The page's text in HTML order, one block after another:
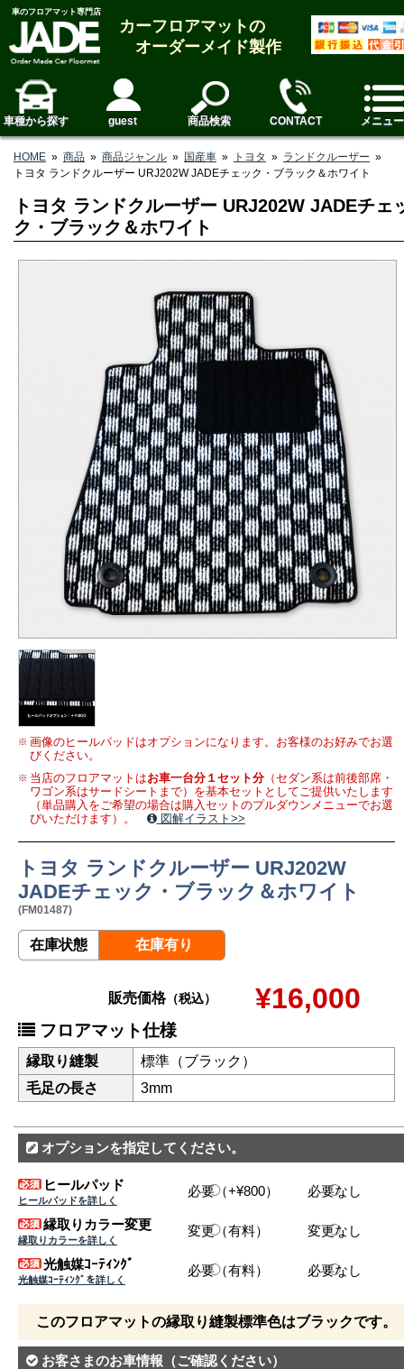
車のフロアマット専門店
カーフロアマットの
オーダーメイド製作
車種から探す guest 商品検索 CONTACT メニュー
HOME » 商品 » 商品ジャンル » 国産車 » トヨタ » ランドクルーザー »
トヨタ ランドクルーザー URJ202W JADEチェック・ブラック＆ホワイト
トヨタ ランドクルーザー URJ202W JADEチェ
ク・ブラック＆ホワイト
画像のヒールパッドはオプションになります。お客様のお好みでお選
びください。
当店のフロアマットはお車一台分１セット分（セダン系は前後部席・
ワゴン系はサードシートまで）を基本セットとしてご提供いたします
（単品購入をご希望の場合は購入セットのプルダウンメニューでお選
びいただけます）。
図解イラスト>>
トヨタ ランドクルーザー URJ202W
JADEチェック・ブラック＆ホワイト
(FM01487)
在庫状態 在庫有り
販売価格（税込） ¥16,000
フロアマット仕様
縁取り縫製
標準（ブラック）
毛足の長さ
3mm
オプションを指定してください。
ヒールパッド
ヒールパッドを詳しく
必要（+¥800） 必要なし
縁取りカラー変更
縁取りカラーを詳しく
変更（有料） 変更なし
光触媒ｺｰﾃｨﾝｸﾞ
光触媒ｺｰﾃｨﾝｸﾞを詳しく
必要（有料） 必要なし
このフロアマットの縁取り縫製標準色はブラックです。
お客さまのお車情報 （ご確認ください）